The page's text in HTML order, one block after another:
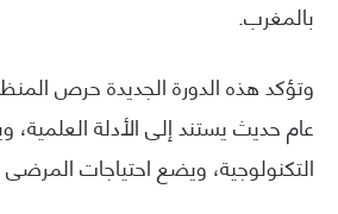
بالمغرب.
وتؤكد هذه الدورة الجديدة حرص
عام حديث يستند إلى الأدلة العلمية،
التكنولوجية، ويضع احتياجات